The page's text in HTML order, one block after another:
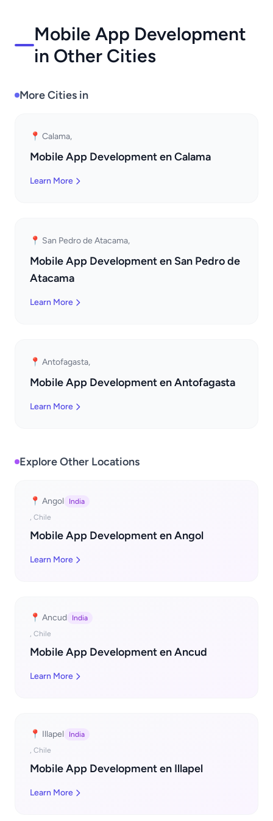
Mobile App Development
in Other Cities
More Cities in
📍 Calama,
Mobile App Development en Calama
Learn More
📍 San Pedro de Atacama,
Mobile App Development en San Pedro de
Atacama
Learn More
📍 Antofagasta,
Mobile App Development en Antofagasta
Learn More
Explore Other Locations
📍 Angol
India
, Chile
Mobile App Development en Angol
Learn More
📍 Ancud
India
, Chile
Mobile App Development en Ancud
Learn More
📍 Illapel
India
, Chile
Mobile App Development en Illapel
Learn More